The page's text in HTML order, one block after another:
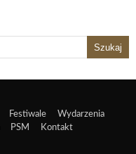
Festiwale
Wydarzenia
PSM Kontakt